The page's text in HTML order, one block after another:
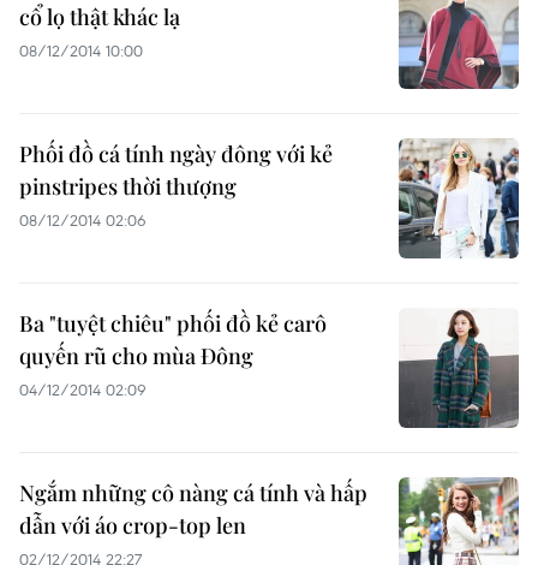
cổ lọ thật khác lạ
08/12/2014 10:00
Phối đồ cá tính ngày đông với kẻ
pinstripes thời thượng
08/12/2014 02:06
Ba "tuyệt chiêu" phối đồ kẻ carô
quyến rũ cho mùa Đông
04/12/2014 02:09
Ngắm những cô nàng cá tính và hấp
dẫn với áo crop-top len
02/12/2014 22:27